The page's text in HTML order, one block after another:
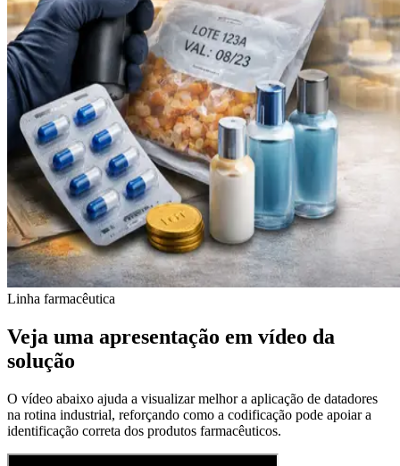
Linha farmacêutica
Veja uma apresentação em vídeo da
solução
O vídeo abaixo ajuda a visualizar melhor a aplicação de datadores
na rotina industrial, reforçando como a codificação pode apoiar a
identificação correta dos produtos farmacêuticos.